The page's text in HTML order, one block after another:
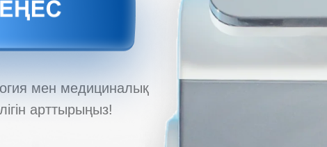
мен медициналық
арттырыңыз!